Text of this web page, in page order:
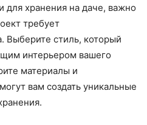
хранения на даче, важно
требует
Выберите стиль, который
интерьером вашего
материалы и
вам создать уникальные